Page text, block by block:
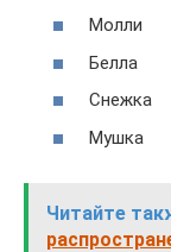
Молли
Белла
Снежка
Мушка
Читайте